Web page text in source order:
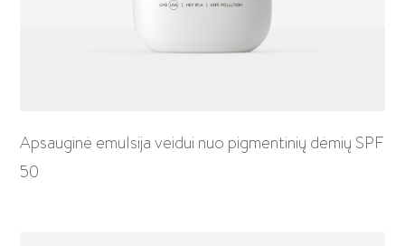
Apsauginė emulsija veidui nuo pigmentinių dėmių SPF
50